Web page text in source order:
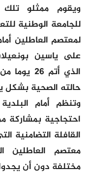
ويقوم ممثلو تلك
للجامعة الوطنية
لمعتصم العاطلين
على ياسين
الذي أتم
حالته الصحية بشكل
وتنظم أمام
احتجاجية بمشاركة
القافلة التضامنية
معتصم العاطلين
مختلفة دون أن